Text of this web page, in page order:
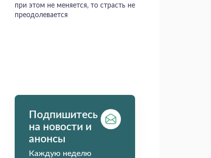
при этом не меняется, то страсть не
преодолевается
Подпишитесь
на новости и
анонсы
Каждую неделю